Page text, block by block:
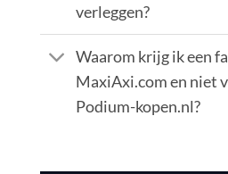
verleggen?
Waarom krijg ik een
MaxiAxi.com en niet
Podium-kopen.nl?